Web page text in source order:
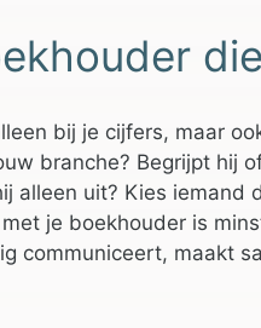
bij je cijfers, maar
branche? Begrijpt hij
alleen uit? Kies
je boekhouder is
communiceert, maakt